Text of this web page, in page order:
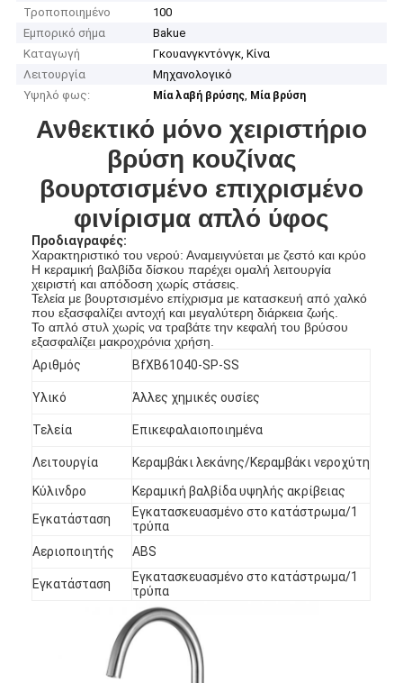
Τροποποιημένο
100
Εμπορικό σήμα
Bakue
Καταγωγή
Γκουανγκντόνγκ, Κίνα
Λειτουργία
Μηχανολογικό
Υψηλό φως:
Μία λαβή βρύσης, Μία βρύση
Ανθεκτικό μόνo χειριστήριο
βρύση κουζίνας
βουρτσισμένο επιχρισμένο
φινίρισμα απλό ύφος
Προδιαγραφές:
Χαρακτηριστικό του νερού: Αναμειγνύεται με ζεστό και κρύο
Η κεραμική βαλβίδα δίσκου παρέχει ομαλή λειτουργία
χειριστή και απόδοση χωρίς στάσεις.
Τελεία με βουρτσισμένο επίχρισμα με κατασκευή από χαλκό
που εξασφαλίζει αντοχή και μεγαλύτερη διάρκεια ζωής.
Το απλό στυλ χωρίς να τραβάτε την κεφαλή του βρύσου
εξασφαλίζει μακροχρόνια χρήση.
Αριθμός
BfXB61040-SP-SS
Υλικό Άλλες χημικές ουσίες
Τελεία Επικεφαλαιοποιημένα
Λειτουργία
Κεραμβάκι λεκάνης/Κεραμβάκι νεροχύτη
Κύλινδρο
Κεραμική βαλβίδα υψηλής ακρίβειας
Εγκατάσταση
Εγκατασκευασμένο στο κατάστρωμα/1
τρύπα
Αεριοποιητής
ABS
Εγκατάσταση
Εγκατασκευασμένο στο κατάστρωμα/1
τρύπα